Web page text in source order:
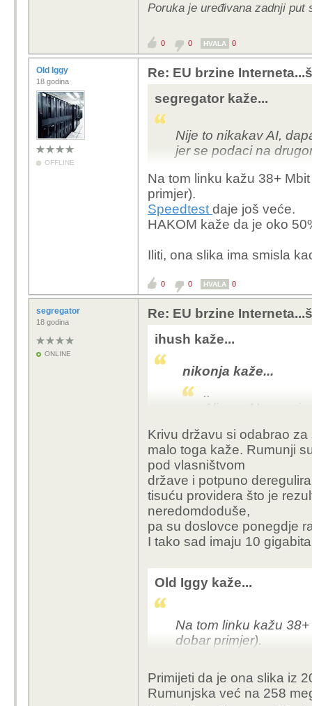
Poruka je uređivana zadnji put
0 0 HVALA 0
Old Iggy
18 godina
OFFLINE
Re: EU brzine
segregator kaže...
Nije to nikakav AI,
jer se podaci na
Moji podaci su
https://
speed-league/
Na tom linku kažu 38+
primjer).
Speedtest daje još veće.
HAKOM kaže da je oko
Iliti, ona slika ima smisla
0 0 HVALA 0
segregator
18 godina
ONLINE
Re: EU brzine
ihush kaže...
nikonja kaže...
..
Ali ovo AI
-čak nije laž.. nego
želi..), kao i sinonim
-rumunjska je zgodan
laž, imaju par sela s
gdje se obavlja prljavi
dok ova statistika
imaju te 'firme',
problem kvalitete
normalizaciju..
-pa tad ovakve
statistici kao
parametra formule..
razlogu, dok ai može
Krivu državu si odabrao
malo toga kaže. Rumunji
pod vlasništvom
države i potpuno
tisuću providera što je
neredomdoduše,
pa su doslovce ponegdje
I tako sad imaju 10
Old Iggy kaže...
Na tom linku kažu
dobar primjer).
HAKOM kaže da je
Iliti, ona slika ima
Primijeti da je ona slika iz
Rumunjska već na 258